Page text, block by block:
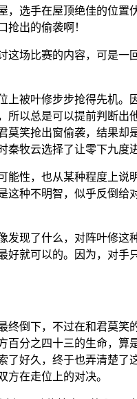
，选手在屋顶绝佳的位置
抢出的偷袭啊！
这场比赛的内容，可是一
上被叶修步步抢得先机。
所以总是可以提前判断出
莫笑抢出窗偷袭，结果却
秦牧云选择了让零下九度
能性，也从某种程度上说
这种不明智，似乎反倒给
发现了什么，对阵叶修这
好就可以的。因为，对手
终倒下，不过在和君莫笑
百分之四十三的生命，算
了好久，终于也弄清楚了
方在走位上的对决。